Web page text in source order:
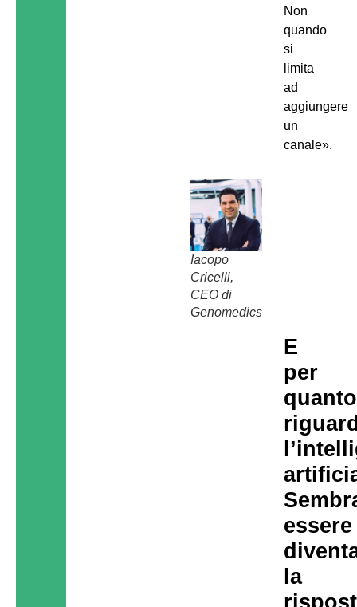
Non
quando
si
limita
ad
aggiungere
un
canale».
Iacopo
Cricelli,
CEO di
Genomedics
E
per
quanto
essere
la